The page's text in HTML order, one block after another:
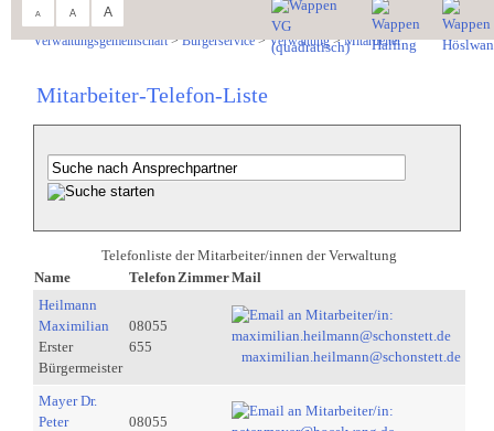
A A A
Verwaltungsgemeinschaft>Bürgerservice>Verwaltung>Mitarbeiter
Mitarbeiter-Telefon-Liste
Telefonliste der Mitarbeiter/innen der Verwaltung
Name
Telefon ZimmerMail
Heilmann
Maximilian
Erster
Bürgermeister
08055
655
maximilian.heilmann@schonstett.de
Mayer Dr.
Peter
08055